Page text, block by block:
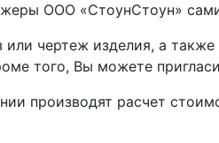
ООО «СтоунСтоун»
или чертеж изделия, а
того, Вы можете
производят расчет